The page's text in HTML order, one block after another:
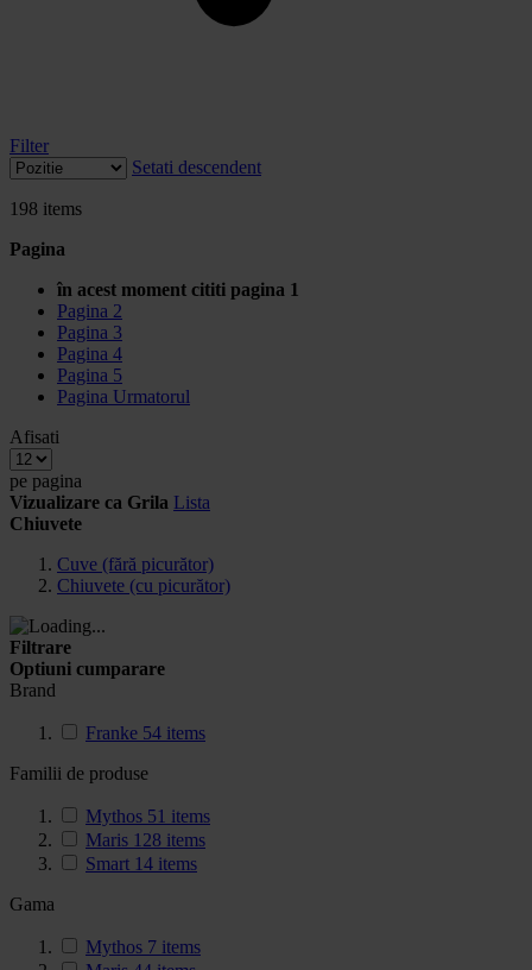
Filter
Setati descendent
198 items
Pagina
în acest moment cititi pagina 1
Pagina 2
Pagina 3
Pagina 4
Pagina 5
Pagina Urmatorul
Afisati
pe pagina
Vizualizare ca Grila Lista
Chiuvete
Cuve (fără picurător)
Chiuvete (cu picurător)
Filtrare
Optiuni cumparare
Brand
Franke 54 items
Familii de produse
Mythos 51 items
Maris 128 items
Smart 14 items
Gama
Mythos 7 items